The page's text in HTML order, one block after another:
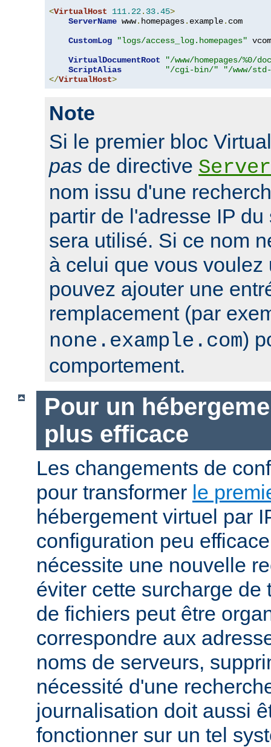
<VirtualHost 111.22. 33.45>
ServerName www. homepages. example. com
CustomLog
"logs/access_log.homepages"
VirtualDocumentRoot
"/www/homepages/%0/
ScriptAlias
"/cgi-bin/"
"/www/
</VirtualHost>
Note
Si le premier bloc
pas de directive
nom issu d'une
partir de l'adresse IP
sera utilisé. Si ce nom
à celui que vous voulez
pouvez ajouter une
remplacement (par
none.example.com)
comportement.
Pour un
plus efficace
Les changements de
pour transformer le
hébergement virtuel par
configuration peu
nécessite une nouvelle
éviter cette surcharge de
de fichiers peut être
correspondre aux
noms de serveurs,
nécessité d'une
journalisation doit aussi
fonctionner sur un tel